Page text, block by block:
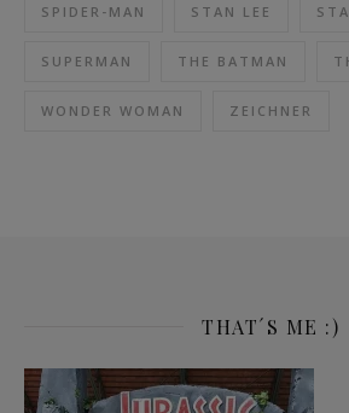
SPIDER-MAN STAN LEE
SUPERMAN THE BATMAN
WONDER WOMAN ZEICHNER
THAT´S ME :)